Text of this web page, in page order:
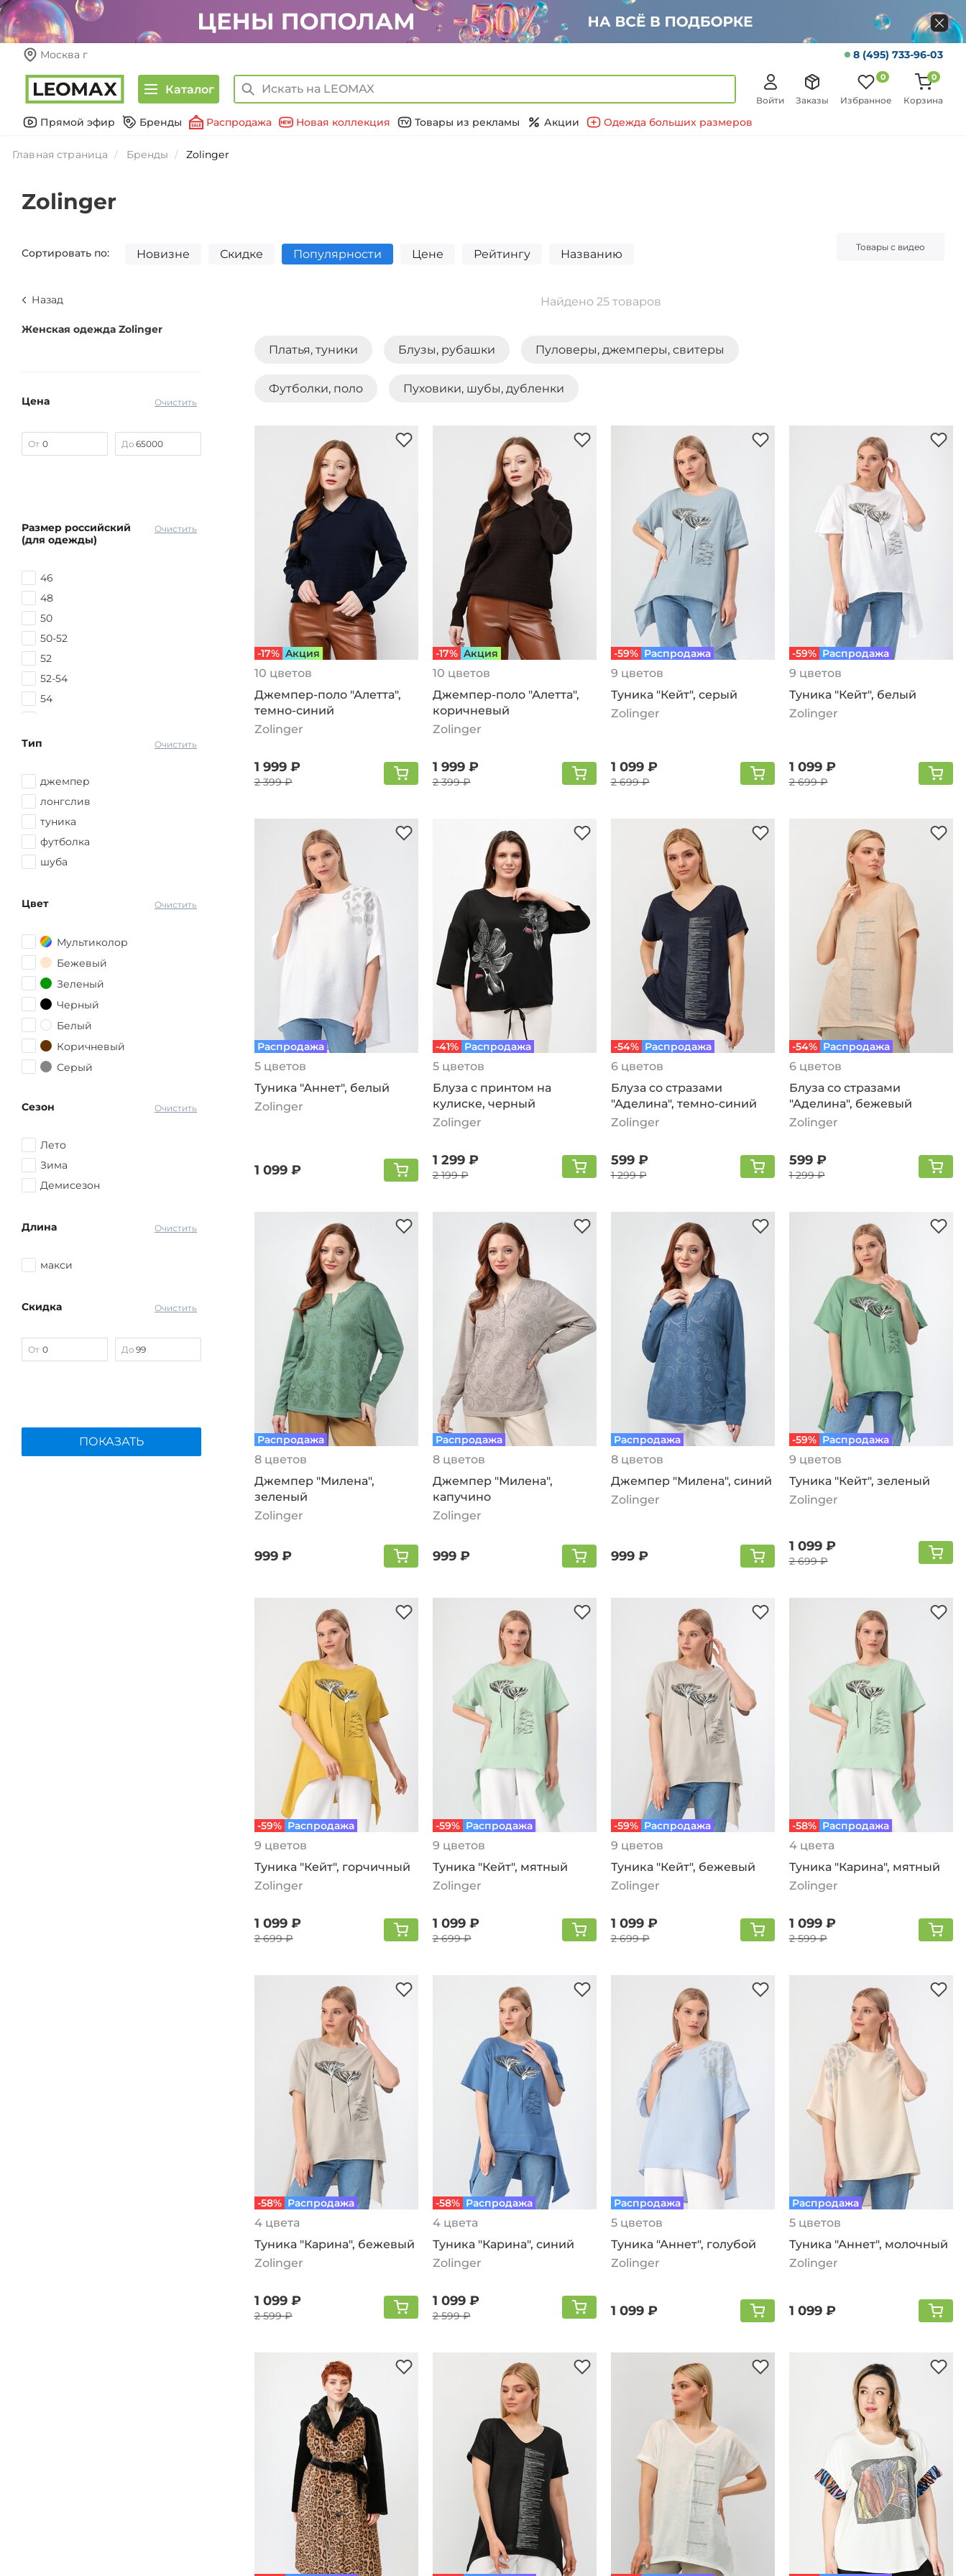
Москва г 8 (495) 733-96-03
Каталог
Войти Заказы Избранное
0
Корзина
0
Прямой эфир Бренды Распродажа Новая коллекция Товары из рекламы Акции Одежда больших размеров
Главная страница Бренды Zolinger
Zolinger
Сортировать по: Новизне Скидке Популярности Цене Рейтингу Названию
Товары с видео
Назад
Женская одежда Zolinger
Очистить
Цена
От До
Очистить
Размер российский
(для одежды)
46
48
50
50-52
52
52-54
54
56
Очистить
Тип
джемпер
лонгслив
туника
футболка
шуба
Очистить
Цвет
Мультиколор
Бежевый
Зеленый
Черный
Белый
Коричневый
Серый
другой
Очистить
Сезон
Лето
Зима
Демисезон
Очистить
Длина
макси
Очистить
Скидка
От До
ПОКАЗАТЬ
Найдено 25 товаров
Платья, туники Блузы, рубашки Пуловеры, джемперы, свитеры
Футболки, поло Пуховики, шубы, дубленки
-17% Aкция
10 цветов
Джемпер-поло "Алетта",
темно-синий
Zolinger
1 999 ₽
2 399 ₽
-17% Aкция
10 цветов
Джемпер-поло "Алетта",
коричневый
Zolinger
1 999 ₽
2 399 ₽
-59% Распродажа
9 цветов
Туника "Кейт", серый
Zolinger
1 099 ₽
2 699 ₽
-59% Распродажа
9 цветов
Туника "Кейт", белый
Zolinger
1 099 ₽
2 699 ₽
Распродажа
5 цветов
Туника "Аннет", белый
Zolinger
1 099 ₽
-41% Распродажа
5 цветов
Блуза с принтом на
кулиске, черный
Zolinger
1 299 ₽
2 199 ₽
-54% Распродажа
6 цветов
Блуза со стразами
"Аделина", темно-синий
Zolinger
599 ₽
1 299 ₽
-54% Распродажа
6 цветов
Блуза со стразами
"Аделина", бежевый
Zolinger
599 ₽
1 299 ₽
Распродажа
8 цветов
Джемпер "Милена",
зеленый
Zolinger
999 ₽
Распродажа
8 цветов
Джемпер "Милена",
капучино
Zolinger
999 ₽
Распродажа
8 цветов
Джемпер "Милена", синий
Zolinger
999 ₽
-59% Распродажа
9 цветов
Туника "Кейт", зеленый
Zolinger
1 099 ₽
2 699 ₽
-59% Распродажа
9 цветов
Туника "Кейт", горчичный
Zolinger
1 099 ₽
2 699 ₽
-59% Распродажа
9 цветов
Туника "Кейт", мятный
Zolinger
1 099 ₽
2 699 ₽
-59% Распродажа
9 цветов
Туника "Кейт", бежевый
Zolinger
1 099 ₽
2 699 ₽
-58% Распродажа
4 цвета
Туника "Карина", мятный
Zolinger
1 099 ₽
2 599 ₽
-58% Распродажа
4 цвета
Туника "Карина", бежевый
Zolinger
1 099 ₽
2 599 ₽
-58% Распродажа
4 цвета
Туника "Карина", синий
Zolinger
1 099 ₽
2 599 ₽
Распродажа
5 цветов
Туника "Аннет", голубой
Zolinger
1 099 ₽
Распродажа
5 цветов
Туника "Аннет", молочный
Zolinger
1 099 ₽